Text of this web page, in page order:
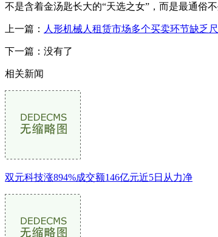
不是含着金汤匙长大的“天选之女”，而是最通俗
上一篇： 人形机械人租赁市场多个买卖环节缺乏
下一篇：没有了
相关新闻
双元科技涨894%成交额146亿元近5日从力净